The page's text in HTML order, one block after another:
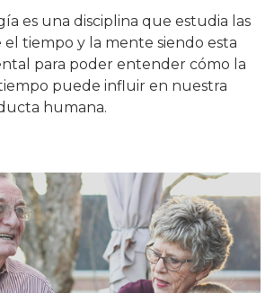
es una disciplina que estudia las
tiempo y la mente siendo esta
para poder entender cómo la
puede influir en nuestra
humana.